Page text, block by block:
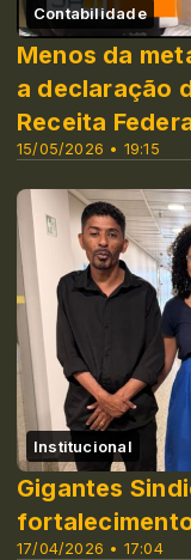
Contabilidade
15/05/2026 • 19:15
Menos da
a declaração
Receita
Institucional
17/04/2026 • 17:04
Gigantes
fortalecimento